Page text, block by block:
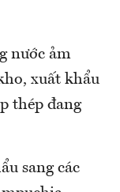
nước ảm
xuất khẩu
thép đang
sang các